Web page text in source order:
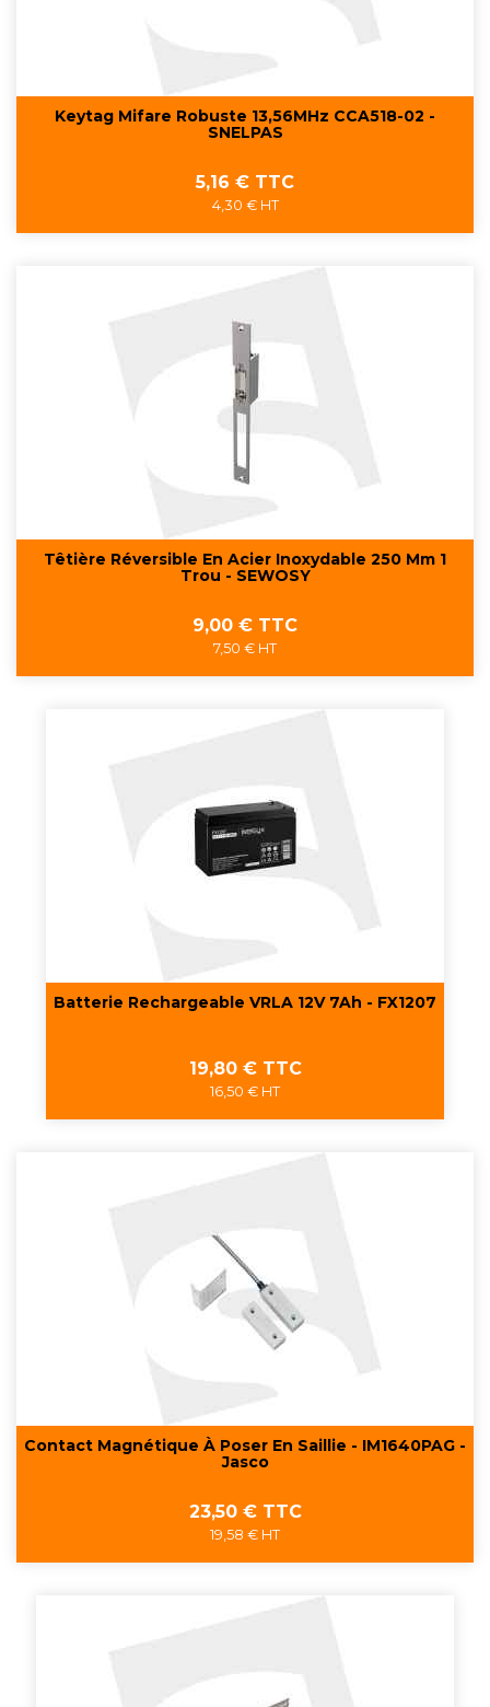
Keytag Mifare Robuste 13,56MHz CCA518-02 -
SNELPAS
Prix
5,16 € TTC
4,30 € HT
Têtière Réversible En Acier Inoxydable 250 Mm 1
Trou - SEWOSY
Prix
9,00 € TTC
7,50 € HT
Batterie Rechargeable VRLA 12V 7Ah - FX1207
Prix
19,80 € TTC
16,50 € HT
Contact Magnétique À Poser En Saillie - IM1640PAG -
Jasco
Prix
23,50 € TTC
19,58 € HT